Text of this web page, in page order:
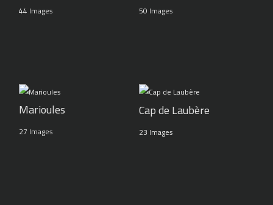
44 Images 50 Images
Marioules
27 Images
Cap de Laubère
23 Images